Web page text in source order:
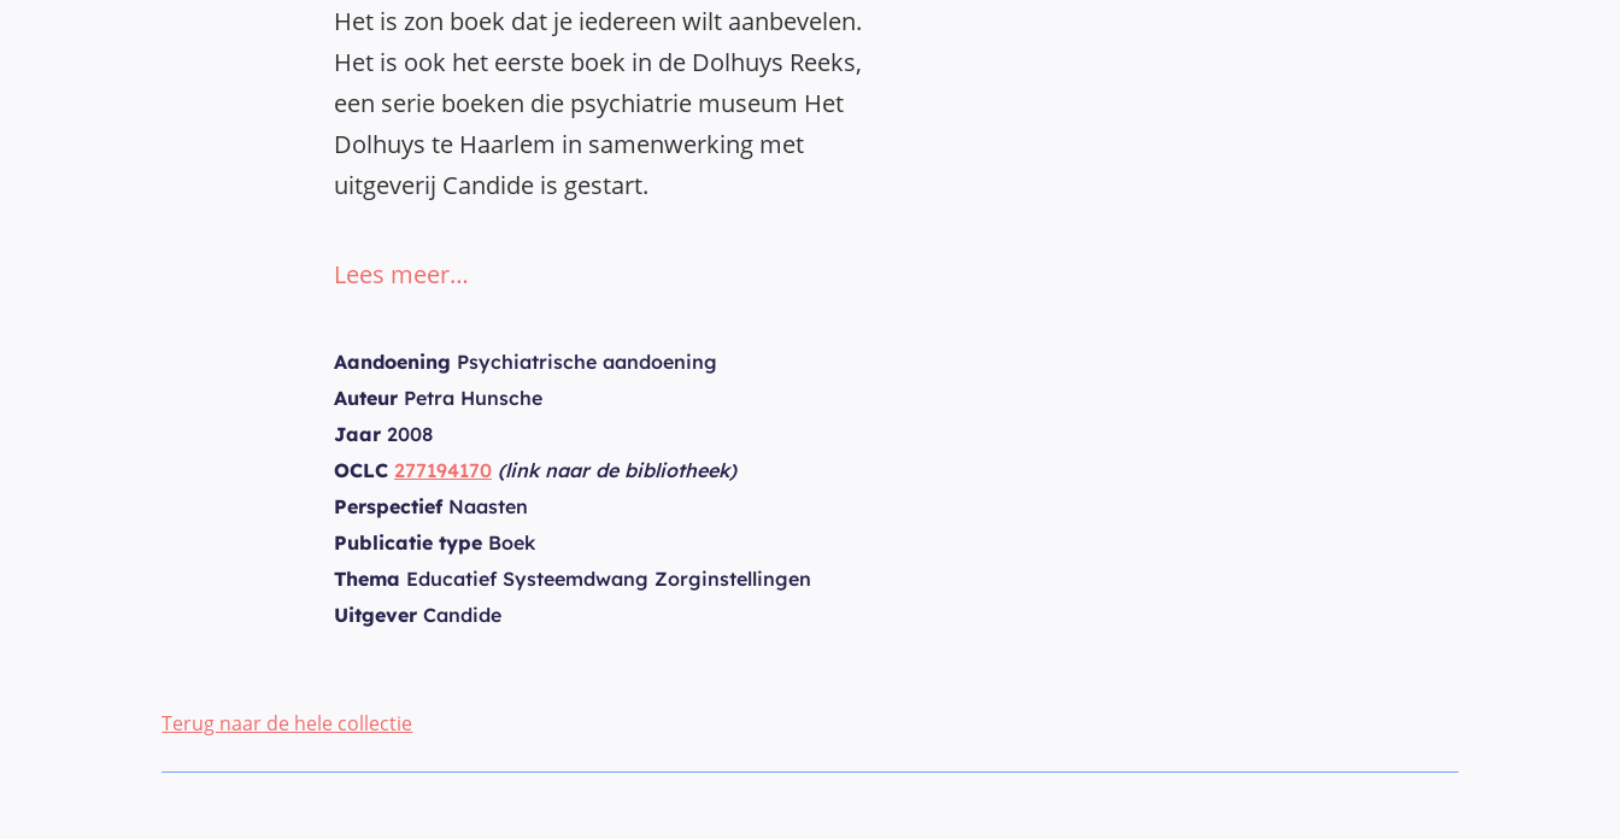
Het is zon boek dat je iedereen wilt aanbevelen.
Het is ook het eerste boek in de Dolhuys Reeks,
een serie boeken die psychiatrie museum Het
Dolhuys te Haarlem in samenwerking met
uitgeverij Candide is gestart.
Lees meer…
Aandoening Psychiatrische aandoening
Auteur Petra Hunsche
Jaar 2008
OCLC 277194170 (link naar de bibliotheek)
PerspectiefNaasten
Publicatie type Boek
Thema Educatief Systeemdwang Zorginstellingen
Uitgever Candide
Terug naar de hele collectie